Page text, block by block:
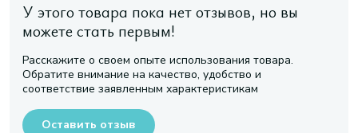
У этого товара пока нет отзывов, но вы
можете стать первым!
Расскажите о своем опыте использования товара.
Обратите внимание на качество, удобство и
соответствие заявленным характеристикам
Оставить отзыв